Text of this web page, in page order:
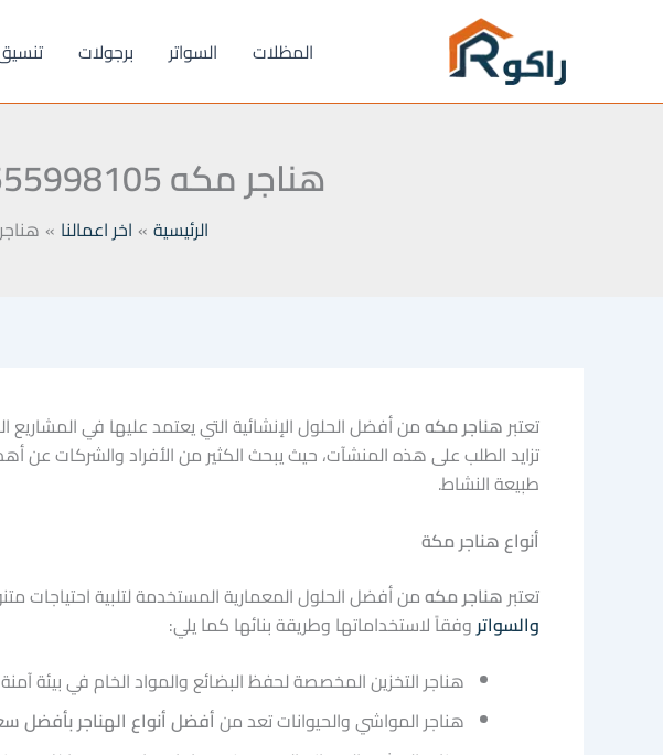
المظلات السواتر برجولات
هناجر مكه 0555998105 | تركيب هناجر مكة بأرخص سعر
الرئيسية اخر اعمالنا هناجر مكه
تعتبرهناجر مكهمن أفضل الحلول الإنشائية التي يعتمد عليها في المشاريع
تزايد الطلب على هذه المنشآت، حيث يبحث الكثير من الأفراد والشركات عن
طبيعة النشاط.
أنواع هناجر مكة
تعتبر هناجر مكهمن أفضل الحلول المعمارية المستخدمة لتلبية احتياجات
والسواتر وفقاً لاستخداماتها وطريقة بنائها كما يلي:
هناجر التخزين المخصصة لحفظ البضائع والمواد الخام في بيئة
هناجر المواشي والحيوانات تعد منأفضل أنواع الهناجر بأفضل